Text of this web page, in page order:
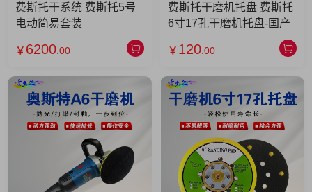
费斯托干系统 费斯托5号
电动简易套装
￥ 6200 .00
费斯托干磨机托盘 费斯托
6寸17孔干磨机托盘-国产
￥ 120 .00